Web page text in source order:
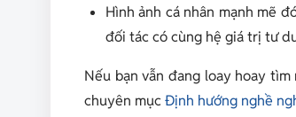
Hình ảnh cá nhân mạnh mẽ
đối tác có cùng hệ giá trị tư
Nếu bạn vẫn đang loay hoay
chuyên mụcĐịnh hướng nghề